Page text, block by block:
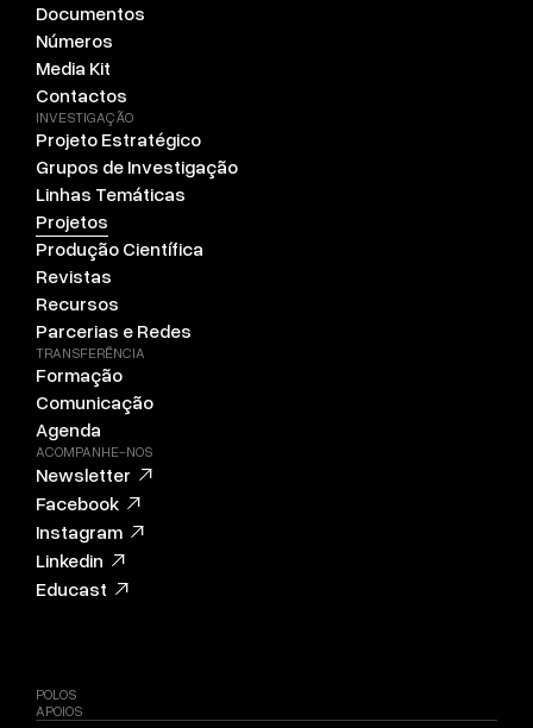
Documentos
Números
Media Kit
Contactos
INVESTIGAÇÃO
Projeto Estratégico
Grupos de Investigação
Linhas Temáticas
Projetos
Produção Científica
Revistas
Recursos
Parcerias e Redes
TRANSFERÊNCIA
Formação
Comunicação
Agenda
ACOMPANHE-NOS
Newsletter
Facebook
Instagram
Linkedin
Educast
POLOS
APOIOS